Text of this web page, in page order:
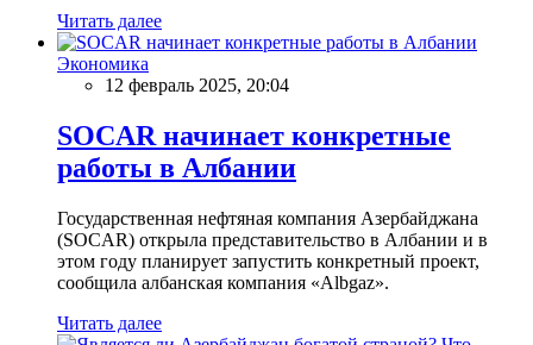
Читать далее
Экономика
12 февраль 2025, 20:04
SOCAR начинает конкретные
работы в Албании
Государственная нефтяная компания Азербайджана
(SOCAR) открыла представительство в Албании и в
этом году планирует запустить конкретный проект,
сообщила албанская компания «Albgaz».
Читать далее